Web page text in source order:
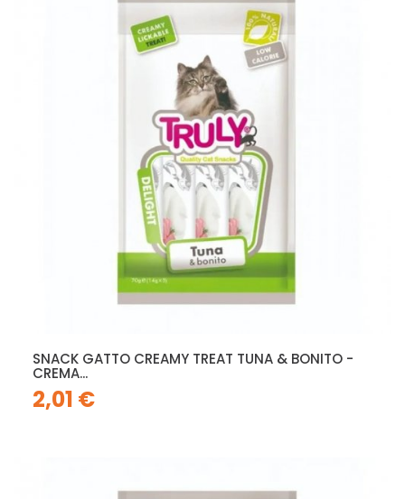
SNACK GATTO CREAMY TREAT TUNA & BONITO -
CREMA...
2,01 €